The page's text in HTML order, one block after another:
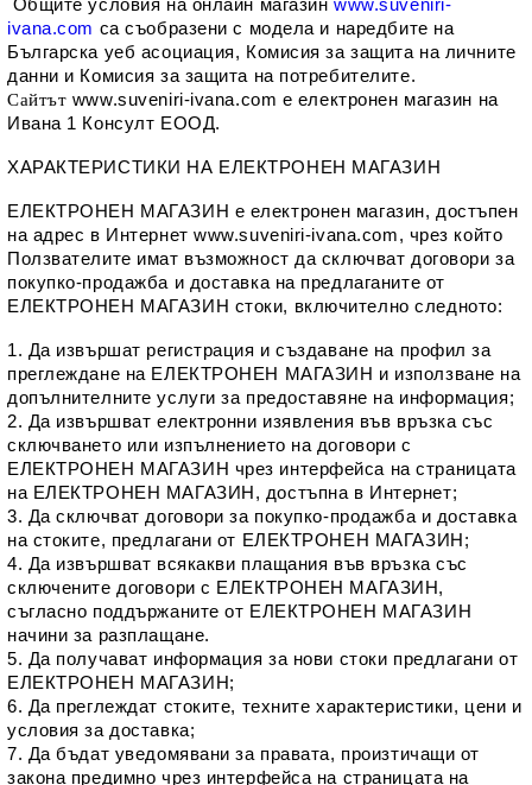
Общите условия на онлайн магазин www.suveniri-
ivana.com сa съобразени с модела и наредбите на
Българска уеб асоциация, Комисия за защита на личните
данни и Комисия за защита на потребителите.
Сайтът www.suveniri-ivana.com е електронен магазин на
Ивана 1 Консулт ЕООД.
ХАРАКТЕРИСТИКИ НА ЕЛЕКТРОНЕН МАГАЗИН
ЕЛЕКТРОНЕН МАГАЗИН e електронен магазин, достъпен
на адрес в Интернет www.suveniri-ivana.com, чрез който
Ползвателите имат възможност да сключват договори за
покупко-продажба и доставка на предлаганите от
ЕЛЕКТРОНЕН МАГАЗИН стоки, включително следното:
1. Да извършат регистрация и създаване на профил за
преглеждане на ЕЛЕКТРОНЕН МАГАЗИН и използване на
допълнителните услуги за предоставяне на информация;
2. Да извършват електронни изявления във връзка със
сключването или изпълнението на договори с
ЕЛЕКТРОНЕН МАГАЗИН чрез интерфейса на страницата
на ЕЛЕКТРОНЕН МАГАЗИН, достъпна в Интернет;
3. Да сключват договори за покупко-продажба и доставка
на стоките, предлагани от ЕЛЕКТРОНЕН МАГАЗИН;
4. Да извършват всякакви плащания във връзка със
сключените договори с ЕЛЕКТРОНЕН МАГАЗИН,
съгласно поддържаните от ЕЛЕКТРОНЕН МАГАЗИН
начини за разплащане.
5. Да получават информация за нови стоки предлагани от
ЕЛЕКТРОНЕН МАГАЗИН;
6. Да преглеждат стоките, техните характеристики, цени и
условия за доставка;
7. Да бъдат уведомявани за правата, произтичащи от
закона предимно чрез интерфейса на страницата на